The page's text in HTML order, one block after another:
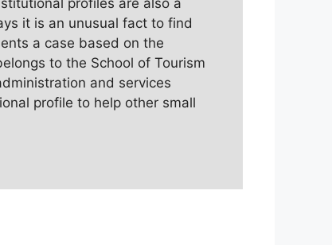
profiles are also a
it is an unusual fact to find
a case based on the
to the School of Tourism
and services
profile to help other small